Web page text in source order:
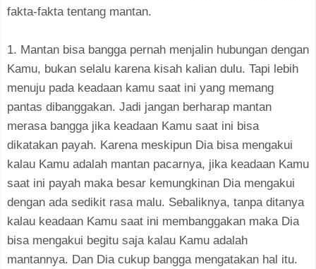
fakta-fakta tentang mantan.
1. Mantan bisa bangga pernah menjalin hubungan dengan
Kamu, bukan selalu karena kisah kalian dulu. Tapi lebih
menuju pada keadaan kamu saat ini yang memang
pantas dibanggakan. Jadi jangan berharap mantan
merasa bangga jika keadaan Kamu saat ini bisa
dikatakan payah. Karena meskipun Dia bisa mengakui
kalau Kamu adalah mantan pacarnya, jika keadaan Kamu
saat ini payah maka besar kemungkinan Dia mengakui
dengan ada sedikit rasa malu. Sebaliknya, tanpa ditanya
kalau keadaan Kamu saat ini membanggakan maka Dia
bisa mengakui begitu saja kalau Kamu adalah
mantannya. Dan Dia cukup bangga mengatakan hal itu.